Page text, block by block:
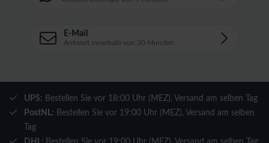
E-Mail
Antwort innerhalb von 30 Minuten
UPS: Bestellen Sie vor 18:00 Uhr (MEZ), Versand am selben Tag
PostNL: Bestellen Sie vor 19:00 Uhr (MEZ), Versand am selben
Tag